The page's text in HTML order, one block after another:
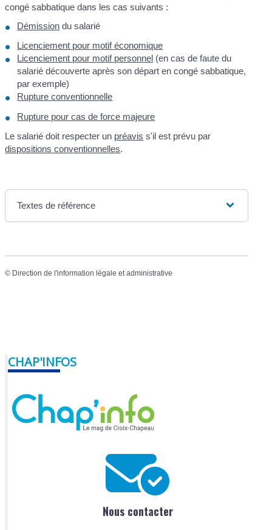
congé sabbatique dans les cas suivants :
Démission du salarié
Licenciement pour motif économique
Licenciement pour motif personnel (en cas de faute du
salarié découverte après son départ en congé sabbatique,
par exemple)
Rupture conventionnelle
Rupture pour cas de force majeure
Le salarié doit respecter un préavis s'il est prévu par
dispositions conventionnelles.
Textes de référence
© Direction de l'information légale et administrative
CHAP'INFOS
Nous contacter